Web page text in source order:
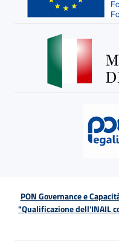
PON Governance e
"Qualificazione dell'INAIL